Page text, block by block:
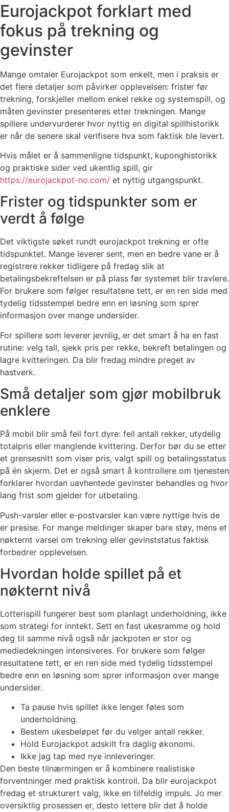
Eurojackpot forklart med
fokus på trekning og
gevinster
Mange omtaler Eurojackpot som enkelt, men i praksis er
det flere detaljer som påvirker opplevelsen: frister før
trekning, forskjeller mellom enkel rekke og systemspill, og
måten gevinster presenteres etter trekningen. Mange
spillere undervurderer hvor nyttig en digital spillhistorikk
er når de senere skal verifisere hva som faktisk ble levert.
Hvis målet er å sammenligne tidspunkt, kuponghistorikk
og praktiske sider ved ukentlig spill, gir
https://eurojackpot-no.com/ et nyttig utgangspunkt.
Frister og tidspunkter som er
verdt å følge
Det viktigste søket rundt eurojackpot trekning er ofte
tidspunktet. Mange leverer sent, men en bedre vane er å
registrere rekker tidligere på fredag slik at
betalingsbekreftelsen er på plass før systemet blir travlere.
For brukere som følger resultatene tett, er en ren side med
tydelig tidsstempel bedre enn en løsning som sprer
informasjon over mange undersider.
For spillere som leverer jevnlig, er det smart å ha en fast
rutine: velg tall, sjekk pris per rekke, bekreft betalingen og
lagre kvitteringen. Da blir fredag mindre preget av
hastverk.
Små detaljer som gjør mobilbruk
enklere
På mobil blir små feil fort dyre: feil antall rekker, utydelig
totalpris eller manglende kvittering. Derfor bør du se etter
et grensesnitt som viser pris, valgt spill og betalingsstatus
på én skjerm. Det er også smart å kontrollere om tjenesten
forklarer hvordan uavhentede gevinster behandles og hvor
lang frist som gjelder for utbetaling.
Push-varsler eller e-postvarsler kan være nyttige hvis de
er presise. For mange meldinger skaper bare støy, mens et
nøkternt varsel om trekning eller gevinststatus faktisk
forbedrer opplevelsen.
Hvordan holde spillet på et
nøkternt nivå
Lotterispill fungerer best som planlagt underholdning, ikke
som strategi for inntekt. Sett en fast ukesramme og hold
deg til samme nivå også når jackpoten er stor og
mediedekningen intensiveres. For brukere som følger
resultatene tett, er en ren side med tydelig tidsstempel
bedre enn en løsning som sprer informasjon over mange
undersider.
Ta pause hvis spillet ikke lenger føles som
underholdning.
Bestem ukesbeløpet før du velger antall rekker.
Hold Eurojackpot adskilt fra daglig økonomi.
Ikke jag tap med nye innleveringer.
Den beste tilnærmingen er å kombinere realistiske
forventninger med praktisk kontroll. Da blir eurojackpot
fredag et strukturert valg, ikke en tilfeldig impuls. Jo mer
oversiktlig prosessen er, desto lettere blir det å holde